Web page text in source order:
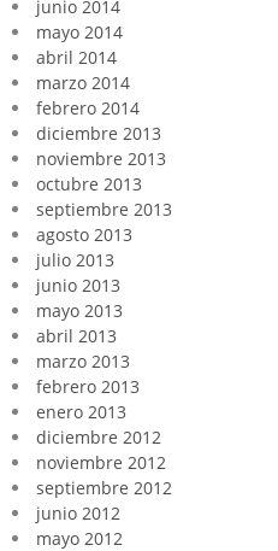
junio 2014
mayo 2014
abril 2014
marzo 2014
febrero 2014
diciembre 2013
noviembre 2013
octubre 2013
septiembre 2013
agosto 2013
julio 2013
junio 2013
mayo 2013
abril 2013
marzo 2013
febrero 2013
enero 2013
diciembre 2012
noviembre 2012
septiembre 2012
junio 2012
mayo 2012